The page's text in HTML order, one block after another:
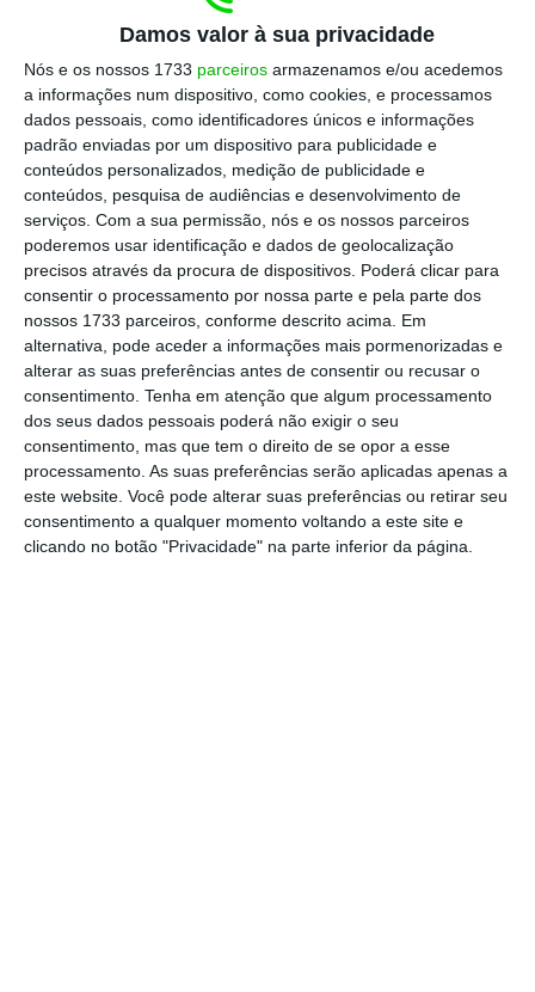
Damos valor à sua privacidade
Nós e os nossos 1733 parceiros armazenamos e/ou acedemos
a informações num dispositivo, como cookies, e processamos
dados pessoais, como identificadores únicos e informações
padrão enviadas por um dispositivo para publicidade e
conteúdos personalizados, medição de publicidade e
conteúdos, pesquisa de audiências e desenvolvimento de
serviços. Com a sua permissão, nós e os nossos parceiros
poderemos usar identificação e dados de geolocalização
precisos através da procura de dispositivos. Poderá clicar para
consentir o processamento por nossa parte e pela parte dos
nossos 1733 parceiros, conforme descrito acima. Em
alternativa, pode aceder a informações mais pormenorizadas e
alterar as suas preferências antes de consentir ou recusar o
consentimento. Tenha em atenção que algum processamento
dos seus dados pessoais poderá não exigir o seu
consentimento, mas que tem o direito de se opor a esse
processamento. As suas preferências serão aplicadas apenas a
este website. Você pode alterar suas preferências ou retirar seu
consentimento a qualquer momento voltando a este site e
clicando no botão "Privacidade" na parte inferior da página.
Vai ter um impacto bastante grande na vida
dos cidadãos,porque isto é a demonstração
de que a máquina da justiça não funciona
sem oficiais de justiça.Somos o óleo que faz
com que o motor funcione como deve sere,
quando não existe, a máquina começa a
emperrar e pode ‘gripar’. Esta é uma
realidade que é sobejamente conhecida por
todos”, afirmou.
Entre as principais reivindicações destacam-
se opreenchimento dos lugares vagos na
carreira dos oficiais de justiça, aabertura de
procedimentos para o acesso a todas as
categorias da carreira,aintegração do
suplemento de recuperação processual no
vencimento, ainclusão num regime especial de